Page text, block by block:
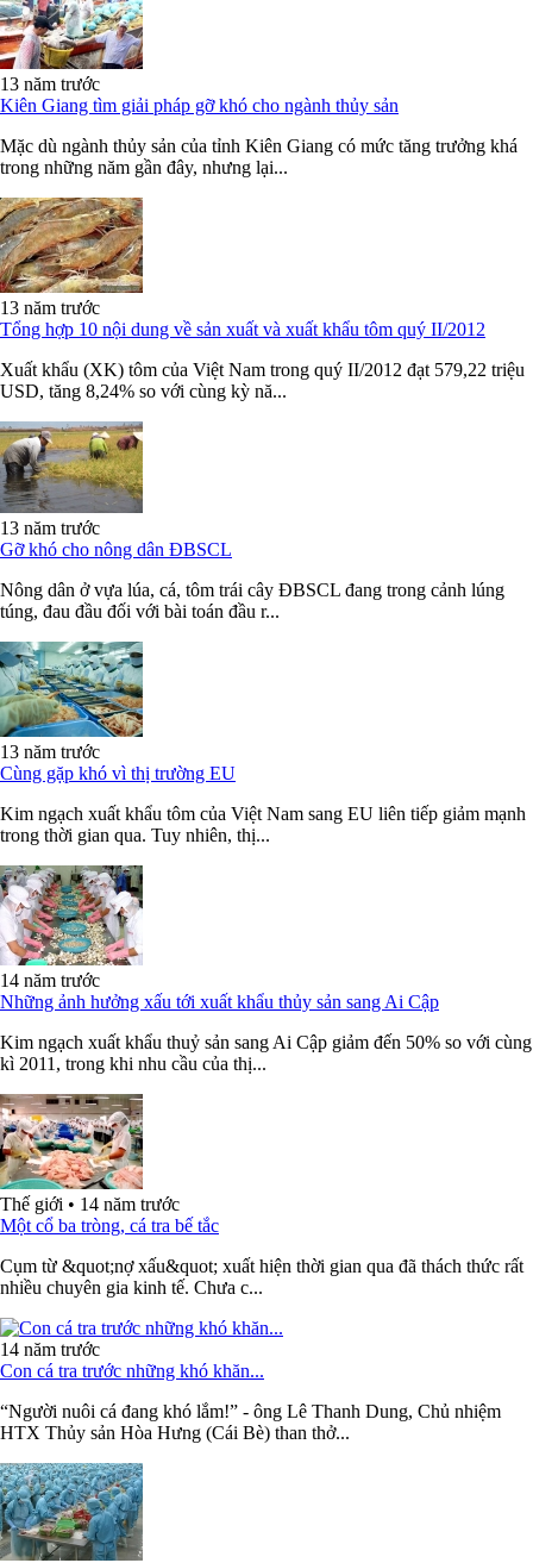
13 năm trước
Kiên Giang tìm giải pháp gỡ khó cho ngành thủy sản
Mặc dù ngành thủy sản của tỉnh Kiên Giang có mức tăng trưởng khá
trong những năm gần đây, nhưng lại...
13 năm trước
Tổng hợp 10 nội dung về sản xuất và xuất khẩu tôm quý II/2012
Xuất khẩu (XK) tôm của Việt Nam trong quý II/2012 đạt 579,22 triệu
USD, tăng 8,24% so với cùng kỳ nă...
13 năm trước
Gỡ khó cho nông dân ĐBSCL
Nông dân ở vựa lúa, cá, tôm trái cây ĐBSCL đang trong cảnh lúng
túng, đau đầu đối với bài toán đầu r...
13 năm trước
Cùng gặp khó vì thị trường EU
Kim ngạch xuất khẩu tôm của Việt Nam sang EU liên tiếp giảm mạnh
trong thời gian qua. Tuy nhiên, thị...
14 năm trước
Những ảnh hưởng xấu tới xuất khẩu thủy sản sang Ai Cập
Kim ngạch xuất khẩu thuỷ sản sang Ai Cập giảm đến 50% so với cùng
kì 2011, trong khi nhu cầu của thị...
Thế giới • 14 năm trước
Một cổ ba tròng, cá tra bế tắc
Cụm từ &quot;nợ xấu&quot; xuất hiện thời gian qua đã thách thức rất
nhiều chuyên gia kinh tế. Chưa c...
14 năm trước
Con cá tra trước những khó khăn...
“Người nuôi cá đang khó lắm!” - ông Lê Thanh Dung, Chủ nhiệm
HTX Thủy sản Hòa Hưng (Cái Bè) than thở...